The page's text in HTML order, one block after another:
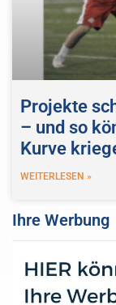
Projekte
– und so
Kurve
WEITERLESEN »
Ihre Werbung